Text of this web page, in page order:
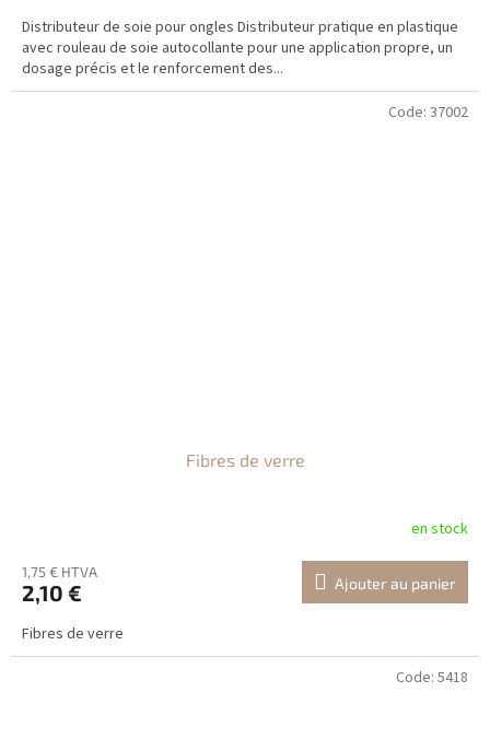
Distributeur de soie pour ongles Distributeur pratique en plastique
avec rouleau de soie autocollante pour une application propre, un
dosage précis et le renforcement des...
Fibres de verre
en stock
1,75 € HTVA
2,10 € Ajouter au panier
Fibres de verre
Code: 37002
Code: 5418